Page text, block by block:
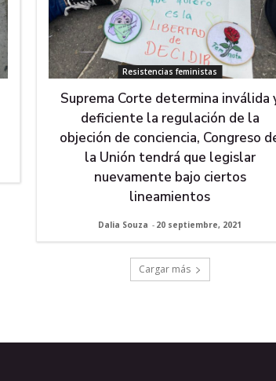
Resistencias feministas
Suprema Corte determina inválida
deficiente la regulación de la
objeción de conciencia, Congreso
la Unión tendrá que legislar
nuevamente bajo ciertos
lineamientos
Dalia Souza - 20 septiembre, 2021
Cargar más